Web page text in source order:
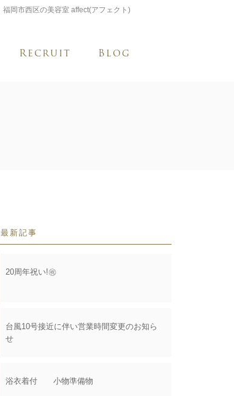
福岡市西区の美容室 affect(アフェクト)
Recruit Blog
最新記事
20周年祝い!㊗️
台風10号接近に伴い営業時間変更のお知ら
せ
浴衣着付 小物準備物